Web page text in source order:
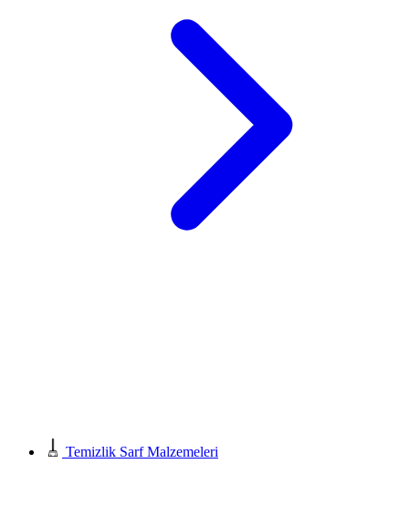
Temizlik Sarf Malzemeleri